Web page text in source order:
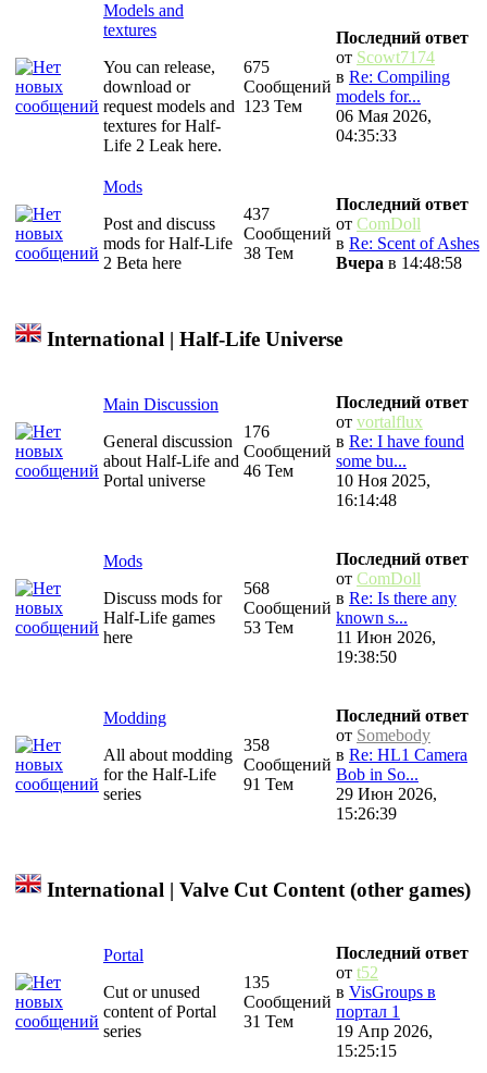
Models and
textures
You can release,
download or
request models and
textures for Half-
Life 2 Leak here.
675
Сообщений
123 Тем
Последний ответ
от Scowt7174
в Re: Compiling
models for...
06 Мая 2026,
04:35:33
Mods
Post and discuss
mods for Half-Life
2 Beta here
437
Сообщений
38 Тем
Последний ответ
от ComDoll
в Re: Scent of Ashes
Вчера в 14:48:58
International | Half-Life Universe
Main Discussion
General discussion
about Half-Life and
Portal universe
176
Сообщений
46 Тем
Последний ответ
от vortalflux
в Re: I have found
some bu...
10 Ноя 2025,
16:14:48
Mods
Discuss mods for
Half-Life games
here
568
Сообщений
53 Тем
Последний ответ
от ComDoll
в Re: Is there any
known s...
11 Июн 2026,
19:38:50
Modding
All about modding
for the Half-Life
series
358
Сообщений
91 Тем
Последний ответ
от Somebody
в Re: HL1 Camera
Bob in So...
29 Июн 2026,
15:26:39
International | Valve Cut Content (other games)
Portal
Cut or unused
content of Portal
series
135
Сообщений
31 Тем
Последний ответ
от t52
в VisGroups в
портал 1
19 Апр 2026,
15:25:15